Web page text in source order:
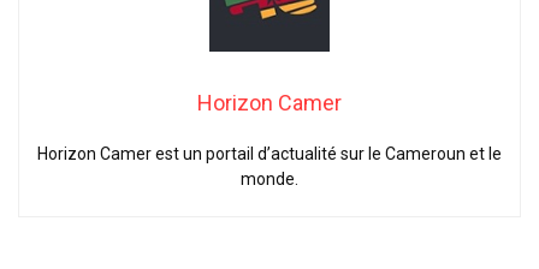
Horizon Camer
Horizon Camer est un portail d’actualité sur le Cameroun et le
monde.